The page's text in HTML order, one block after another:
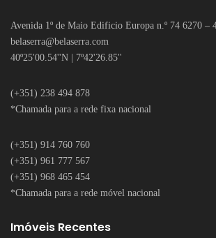
Avenida 1º de Maio Edificio Europa n.º 74 6270 –
belaserra@belaserra.com
40º25'00.54''N | 7º42'26.85''
(+351) 238 494 878
*Chamada para a rede fixa nacional
(+351) 914 760 760
(+351) 961 777 567
(+351) 968 465 454
*Chamada para a rede móvel nacional
Imóveis Recentes